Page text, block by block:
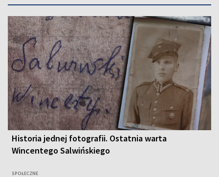
Historia jednej fotografii. Ostatnia warta
Wincentego Salwińskiego
SPOŁECZNE